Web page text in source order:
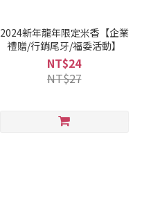
2024新年龍年限定米香【企業
禮贈/行銷尾牙/福委活動】
NT$24
NT$27